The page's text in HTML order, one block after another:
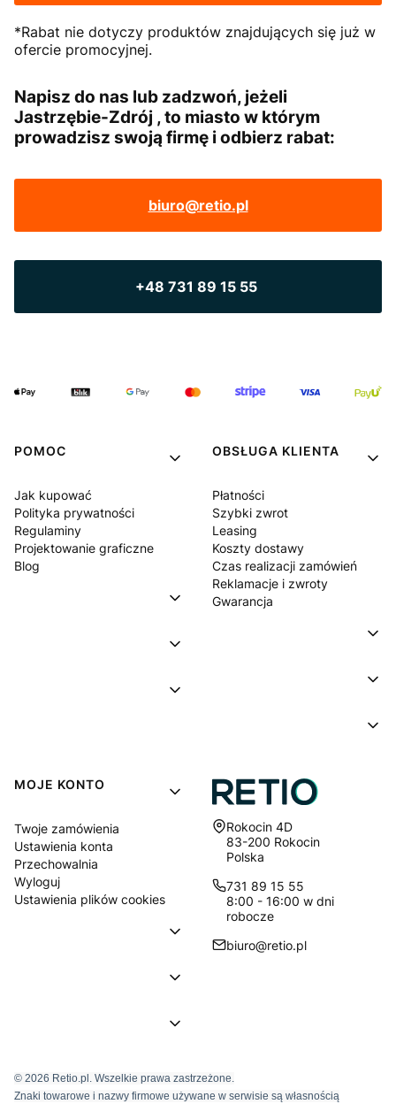
*Rabat nie dotyczy produktów znajdujących się już w
ofercie promocyjnej.
Napisz do nas lub zadzwoń, jeżeli
Jastrzębie-Zdrój , to miasto w którym
prowadzisz swoją firmę i odbierz rabat:
biuro@retio.pl
+48 731 89 15 55
POMOC
Jak kupować
Polityka prywatności
Regulaminy
Projektowanie graficzne
Blog
OBSŁUGA KLIENTA
Płatności
Szybki zwrot
Leasing
Koszty dostawy
Czas realizacji zamówień
Reklamacje i zwroty
Gwarancja
MOJE KONTO
Twoje zamówienia
Ustawienia konta
Przechowalnia
Wyloguj
Ustawienia plików cookies
Adres:
Rokocin 4D
83-200 Rokocin
Polska
731 89 15 55
8:00 - 16:00 w dni
robocze
biuro@retio.pl
© 2026 Retio.pl. Wszelkie prawa zastrzeżone.
Znaki towarowe i nazwy firmowe używane w serwisie są własnością